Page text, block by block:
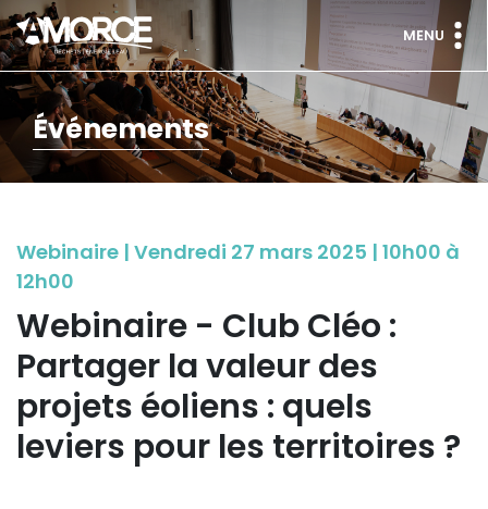
MENU
Événements
Webinaire | Vendredi 27 mars 2025 | 10h00 à
12h00
Webinaire - Club Cléo :
Partager la valeur des
projets éoliens : quels
leviers pour les territoires ?